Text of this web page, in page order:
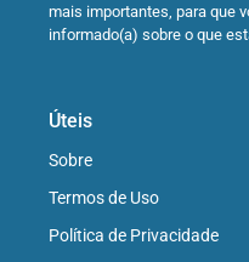
mais importantes, para que
informado(a) sobre o que
Úteis
Sobre
Termos de Uso
Política de Privacidade